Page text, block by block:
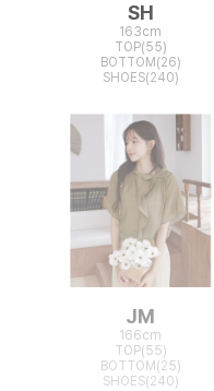
SH
163cm
TOP(55)
BOTTOM(26)
SHOES(240)
JM
166cm
TOP(55)
BOTTOM(25)
SHOES(240)